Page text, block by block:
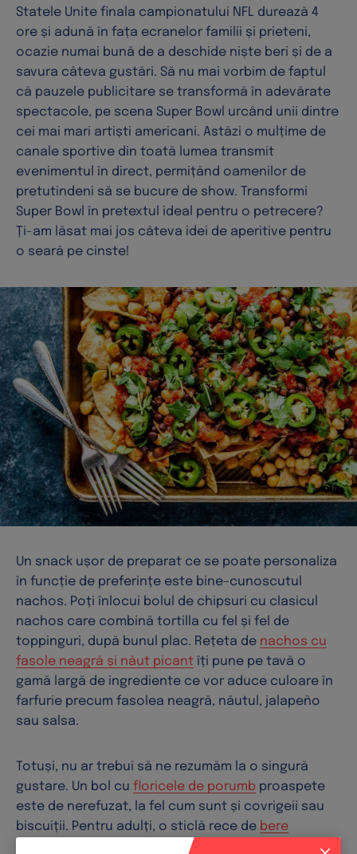
Statele Unite finala campionatului NFL durează 4
ore și adună în fața ecranelor familii și prieteni,
ocazie numai bună de a deschide niște beri și de a
savura câteva gustări. Să nu mai vorbim de faptul
că pauzele publicitare se transformă în adevărate
spectacole, pe scena Super Bowl urcând unii dintre
cei mai mari artiști americani. Astăzi o mulțime de
canale sportive din toată lumea transmit
evenimentul în direct, permițând oamenilor de
pretutindeni să se bucure de show. Transformi
Super Bowl în pretextul ideal pentru o petrecere?
Ți-am lăsat mai jos câteva idei de aperitive pentru
o seară pe cinste!
Un snack ușor de preparat ce se poate personaliza
în funcție de preferințe este bine–cunoscutul
nachos. Poți înlocui bolul de chipsuri cu clasicul
nachos care combină tortilla cu fel și fel de
toppinguri, după bunul plac. Rețeta de nachos cu
fasole neagră și năut picant îți pune pe tavă o
gamă largă de ingrediente ce vor aduce culoare în
farfurie precum fasolea neagră, năutul, jalapeño
sau salsa.
Totuși, nu ar trebui să ne rezumăm la o singură
gustare. Un bol cu floricele de porumb proaspete
este de nerefuzat, la fel cum sunt și covrigeii sau
biscuiții. Pentru adulți, o sticlă rece de bere
din State este modalitatea ideală de a-ți